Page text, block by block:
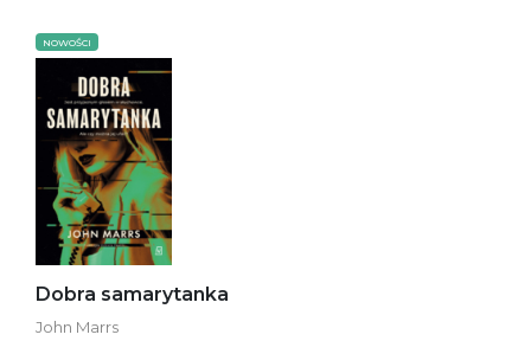
NOWOŚCI
Dobra samarytanka
John Marrs